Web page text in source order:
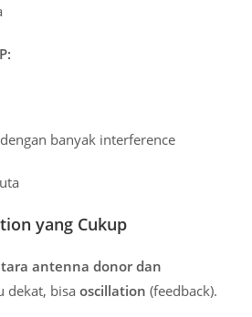
banyak interference
yang Cukup
antenna donor dan
dekat, bisaoscillation (feedback).